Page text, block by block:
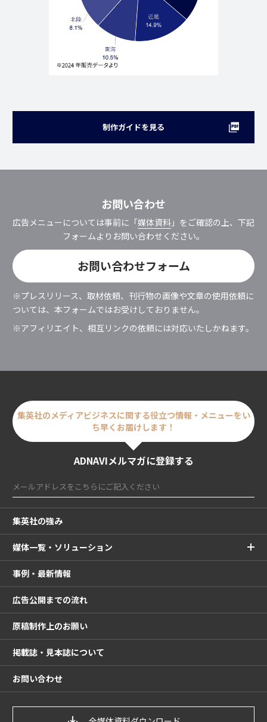
制作ガイドを見る
お問い合わせ
広告メニューについては事前に「媒体資料 」をご確認の上、下記
フォームよりお問い合わせください。
お問い合わせフォーム
※プレスリリース、取材依頼、刊行物の画像や文章の使用依頼に
ついては、 本フォームではお受けしておりません。
※アフィリエイト、相互リンクの依頼には対応いたしかねます。
集英社のメディアビジネスに関する役立つ情報・メニューをい
ち早くお届けします！
ADNAVIメルマガに登録する
集英社の強み
媒体一覧・ソリューション
事例・最新情報
広告公開までの流れ
原稿制作上のお願い
掲載誌・見本誌について
お問い合わせ